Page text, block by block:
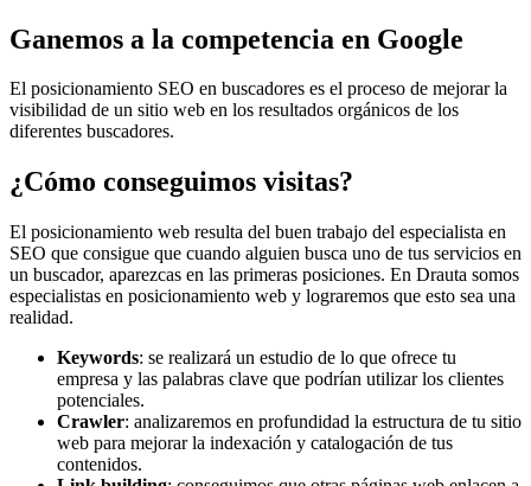
Ganemos a la competencia en Google
El posicionamiento SEO en buscadores es el proceso de mejorar la
visibilidad de un sitio web en los resultados orgánicos de los
diferentes buscadores.
¿Cómo conseguimos visitas?
El posicionamiento web resulta del buen trabajo del especialista en
SEO que consigue que cuando alguien busca uno de tus servicios en
un buscador, aparezcas en las primeras posiciones. En Drauta somos
especialistas en posicionamiento web y lograremos que esto sea una
realidad.
Keywords: se realizará un estudio de lo que ofrece tu
empresa y las palabras clave que podrían utilizar los clientes
potenciales.
Crawler: analizaremos en profundidad la estructura de tu sitio
web para mejorar la indexación y catalogación de tus
contenidos.